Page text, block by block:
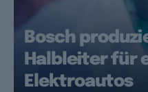
Bosch
Halbleiter für
Elektroautos